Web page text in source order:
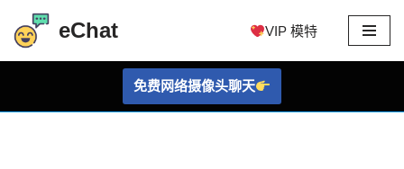
跳
容
eChat VIP 模特
免费网络摄像头聊天